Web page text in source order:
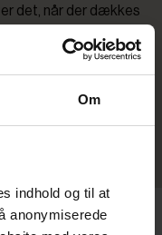
Om
indhold og til at
anonymiserede
det, når der dækkes
søfolk,
inviteres på
Serveret af gastronom-